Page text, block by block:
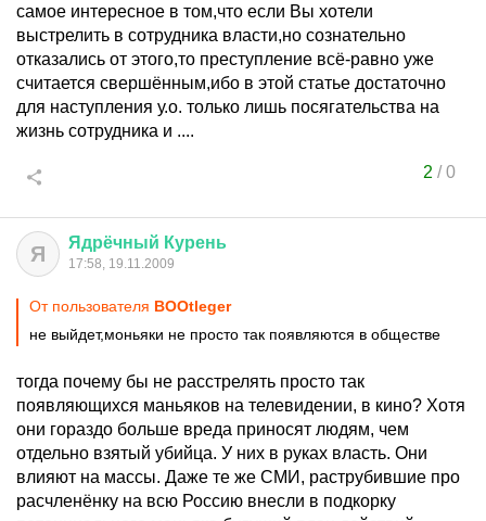
самое интересное в том,что если Вы хотели
выстрелить в сотрудника власти,но сознательно
отказались от этого,то преступление всё-равно уже
считается свершённым,ибо в этой статье достаточно
для наступления у.о. только лишь посягательства на
жизнь сотрудника и ....
2 /0
Я Ядрёчный Курень
17:58, 19.11.2009
От пользователя BOOtleger
не выйдет,моньяки не просто так появляются в обществе
тогда почему бы не расстрелять просто так
появляющихся маньяков на телевидении, в кино? Хотя
они гораздо больше вреда приносят людям, чем
отдельно взятый убийца. У них в руках власть. Они
влияют на массы. Даже те же СМИ, раструбившие про
расчленёнку на всю Россию внесли в подкорку